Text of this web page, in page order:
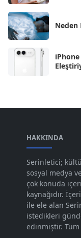
Tem 2024
Haz 2024 [30]
[59]
Ara 2023 [101]
Kas 2023
Eki 2023 [73]
Eyl 2023 [73]
Ağu 2023 [74]
Tem 2023 [76]
Neden
HAKKINDA
Serinletici;
sosyal medya
çok konuda
kaynağıdır.
ile ele alan
istedikleri
edinmiştir. Tüm